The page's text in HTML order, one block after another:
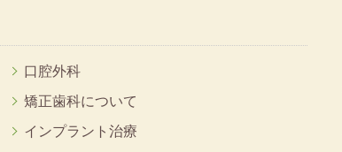
口腔外科
矯正歯科について
インプラント治療